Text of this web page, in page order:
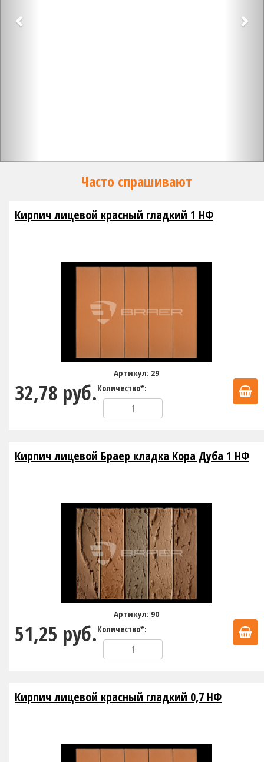
Часто спрашивают
Кирпич лицевой красный гладкий 1 НФ
Артикул: 29
32,78 руб.Количество*:
Кирпич лицевой Браер кладка Кора Дуба 1 НФ
Артикул: 90
51,25 руб.Количество*:
Кирпич лицевой красный гладкий 0,7 НФ